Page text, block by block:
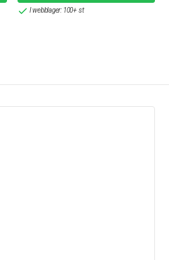
I webblager: 100+ st